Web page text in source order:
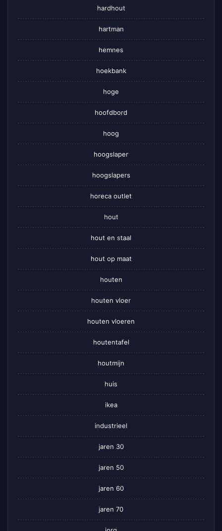
hardhout
hartman
hemnes
hoekbank
hoge
hoofdbord
hoog
hoogslaper
hoogslapers
horeca outlet
hout
hout en staal
hout op maat
houten
houten vloer
houten vloeren
houtentafel
houtmijn
huis
ikea
industrieel
jaren 30
jaren 50
jaren 60
jaren 70